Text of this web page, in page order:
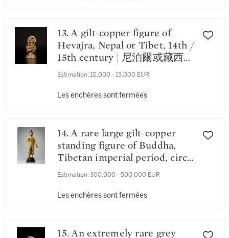
13. A gilt-copper figure of
Hevajra, Nepal or Tibet, 14th /
15th century | 尼泊爾或藏西
十四 / 十五世紀 鎏金銅喜金剛
Estimation: 10,000 - 15,000 EUR
Les enchères sont fermées
14. A rare large gilt-copper
standing figure of Buddha,
Tibetan imperial period, circa
9th century | 約九世紀 藏傳鎏
Estimation: 300,000 - 500,000 EUR
Les enchères sont fermées
15. An extremely rare grey